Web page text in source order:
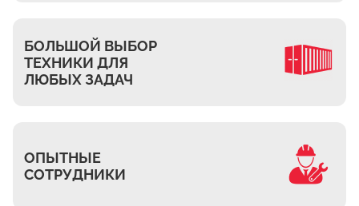
Петровское
Подберёзное
Томилино
Октябрьский
БОЛЬШОЙ ВЫБОР
ТЕХНИКИ ДЛЯ
ЛЮБЫХ ЗАДАЧ
ОПЫТНЫЕ
СОТРУДНИКИ